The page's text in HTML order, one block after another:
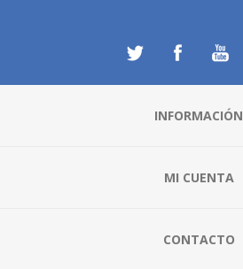
INFORMACIÓN
MI CUENTA
CONTACTO